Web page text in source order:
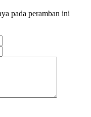
pada peramban ini